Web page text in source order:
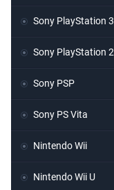
Sony PlayStation 3
Sony PlayStation 2
Sony PSP
Sony PS Vita
Nintendo Wii
Nintendo Wii U